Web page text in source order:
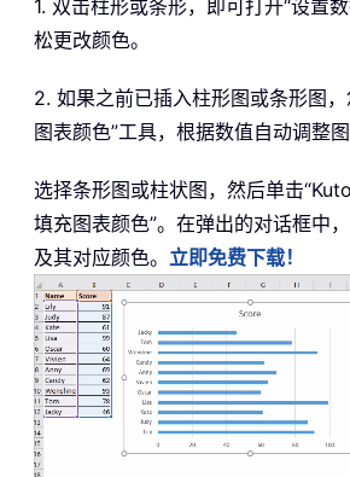
1. 双击柱形或条形，即可打开“设置
松更改颜色。
2. 如果之前已插入柱形图或条形图
图表颜色”工具，根据数值自动调整图
选择条形图或柱状图，然后单击
填充图表颜色”。在弹出的对话框中
及其对应颜色。 立即免费下载！